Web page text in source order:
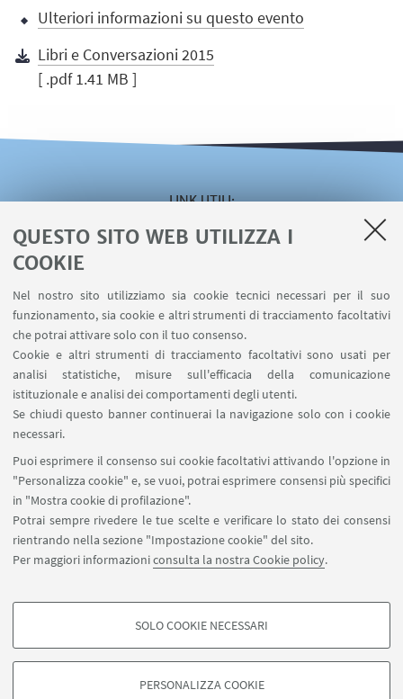
QUESTO SITO WEB UTILIZZA I
COOKIE
Nel nostro sito utilizziamo sia cookie tecnici necessari per il suo
funzionamento, sia cookie e altri strumenti di tracciamento facoltativi
che potrai attivare solo con il tuo consenso.
Cookie e altri strumenti di tracciamento facoltativi sono usati per
analisi statistiche, misure sull'efficacia della comunicazione
istituzionale e analisi dei comportamenti degli utenti.
Se chiudi questo banner continuerai la navigazione solo con i cookie
necessari.
Puoi esprimere il consenso sui cookie facoltativi attivando l'opzione in
"Personalizza cookie" e, se vuoi, potrai esprimere consensi più specifici
in "Mostra cookie di profilazione".
Potrai sempre rivedere le tue scelte e verificare lo stato dei consensi
rientrando nella sezione "Impostazione cookie" del sito.
Per maggiori informazioniconsulta la nostra Cookie policy.
COOKIE DI PROFILAZIONE - FACOLTATIVI
degli utenti, creare profili in base al loro comportamento sul sito, per analisi
SOLO COOKIE NECESSARI
PERSONALIZZA COOKIE
Ulteriori informazioni su questo evento
Libri e Conversazioni 2015
[ .pdf 1.41 MB ]
LINK UTILI
Area riservata
Servizio online U-WEB Missioni
Contatti
SEGUI IL DIPARTIMENTO SU:
SEGUI UNIBO SU:
APP:
©Copyright 2026 - ALMA MATER STUDIORUM - Università di
Bologna - Via Zamboni, 33 - 40126 Bologna - PI: 01131710376 - CF: